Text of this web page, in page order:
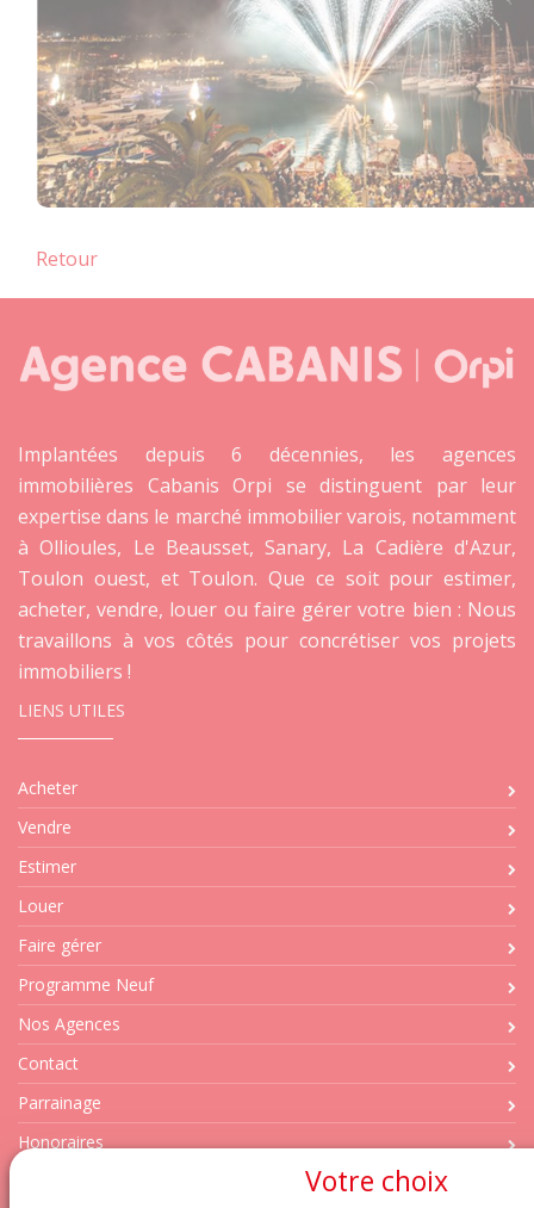
Retour
Implantées depuis 6 décennies, les agences
immobilières Cabanis Orpi se distinguent par leur
expertise dans le marché immobilier varois, notamment
à Ollioules, Le Beausset, Sanary, La Cadière d'Azur,
Toulon ouest, et Toulon. Que ce soit pour estimer,
acheter, vendre, louer ou faire gérer votre bien : Nous
travaillons à vos côtés pour concrétiser vos projets
immobiliers !
LIENS UTILES
Acheter
Vendre
Estimer
Louer
Faire gérer
Programme Neuf
Nos Agences
Contact
Parrainage
Honoraires
Votre choix